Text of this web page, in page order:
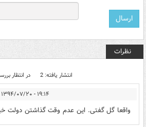
نظرات
انتشار یافته: 2 در انتظار
۱۹:۱۴ - ۱۳۹۴/۰۷/۲۰
واقعا گل گفتی. این عدم وقت گذاشتن دولت